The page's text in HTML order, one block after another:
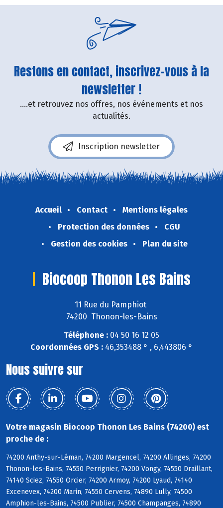
Restons en contact, inscrivez-vous à la
newsletter !
....et retrouvez nos offres, nos événements et nos
actualités.
Inscription newsletter
Accueil Contact
Mentions légales
Protection des données
CGU
Gestion des cookies
Plan du site
Biocoop Thonon Les Bains
11 Rue du Pamphiot
74200 Thonon-les-Bains
Téléphone : 04 50 16 12 05
Coordonnées GPS : 46,353488 ° , 6,443806 °
Nous suivre sur
Votre magasin Biocoop Thonon Les Bains (74200) est
proche de :
74200 Anthy-sur-Léman, 74200 Margencel, 74200 Allinges, 74200
Thonon-les-Bains, 74550 Perrignier, 74200 Vongy, 74550 Draillant,
74140 Sciez, 74550 Orcier, 74200 Armoy, 74200 Lyaud, 74140
Excenevex, 74200 Marin, 74550 Cervens, 74890 Lully, 74500
Amphion-les-Bains, 74500 Publier, 74500 Champanges, 74890